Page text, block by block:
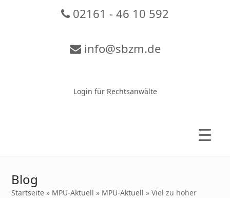
02161 - 46 10 592
info@sbzm.de
Login für Rechtsanwälte
Blog
Startseite » MPU-Aktuell » MPU-Aktuell »Viel zu hoher